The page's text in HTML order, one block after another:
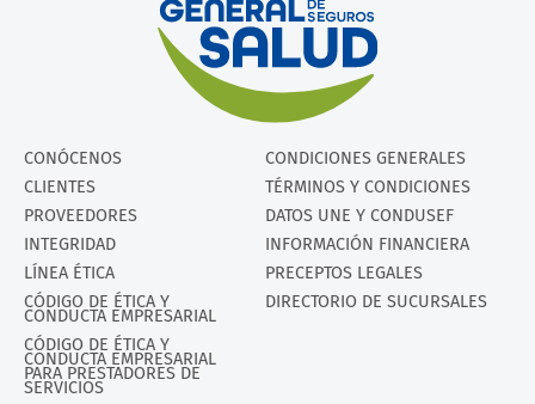
CONÓCENOS
CLIENTES
PROVEEDORES
INTEGRIDAD
LÍNEA ÉTICA
CÓDIGO DE ÉTICA Y
CONDUCTA EMPRESARIAL
CÓDIGO DE ÉTICA Y
CONDUCTA EMPRESARIAL
PARA PRESTADORES DE
SERVICIOS
CONDICIONES GENERALES
TÉRMINOS Y CONDICIONES
DATOS UNE Y CONDUSEF
INFORMACIÓN FINANCIERA
PRECEPTOS LEGALES
DIRECTORIO DE SUCURSALES